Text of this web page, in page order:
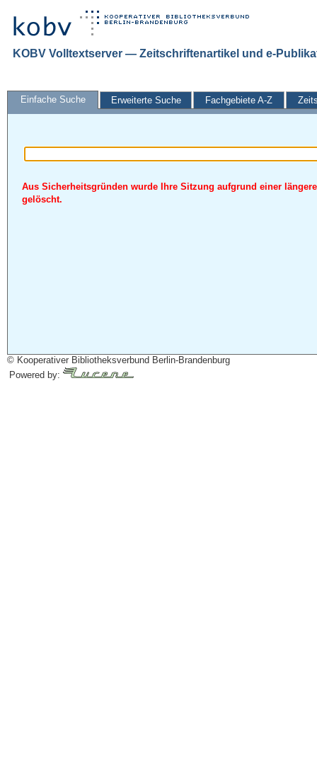
KOBV Volltextserver — Zeitschriftenartikel und e-
Einfache Suche Erweiterte Suche Fachgebiete A-Z
Aus Sicherheitsgründen wurde Ihre Sitzung aufgrund einer
gelöscht.
© Kooperativer Bibliotheksverbund Berlin-Brandenburg
Powered by: